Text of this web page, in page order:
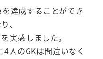
達成することができ
、
実感しました。
人のGKは間違いなく